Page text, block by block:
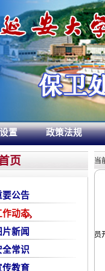
置 政策法规
页
要公告
作动态
片新闻
全常识
传教育
当
员